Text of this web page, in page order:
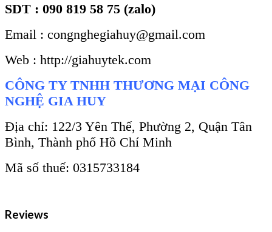
SDT : 090 819 58 75 (zalo)
Email : congnghegiahuy@gmail.com
Web : http://giahuytek.com
CÔNG TY TNHH THƯƠNG MẠI CÔNG
NGHỆ GIA HUY
Địa chỉ: 122/3 Yên Thế, Phường 2, Quận Tân
Bình, Thành phố Hồ Chí Minh
Mã số thuế: 0315733184
Reviews